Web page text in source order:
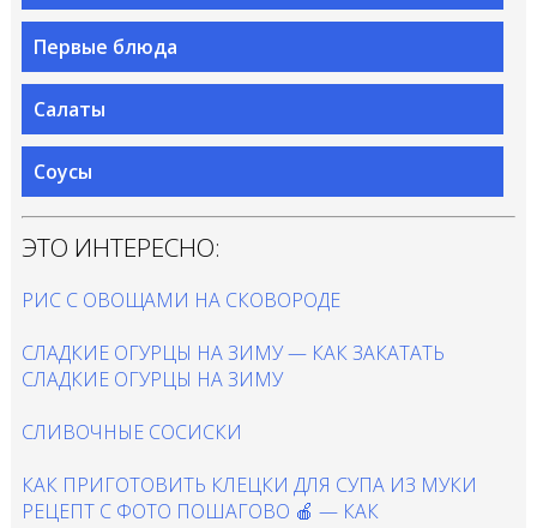
Первые блюда
Салаты
Соусы
ЭТО ИНТЕРЕСНО:
РИС С ОВОЩАМИ НА СКОВОРОДЕ
СЛАДКИЕ ОГУРЦЫ НА ЗИМУ — КАК ЗАКАТАТЬ
СЛАДКИЕ ОГУРЦЫ НА ЗИМУ
СЛИВОЧНЫЕ СОСИСКИ
КАК ПРИГОТОВИТЬ КЛЕЦКИ ДЛЯ СУПА ИЗ МУКИ
РЕЦЕПТ С ФОТО ПОШАГОВО 🍎 — КАК